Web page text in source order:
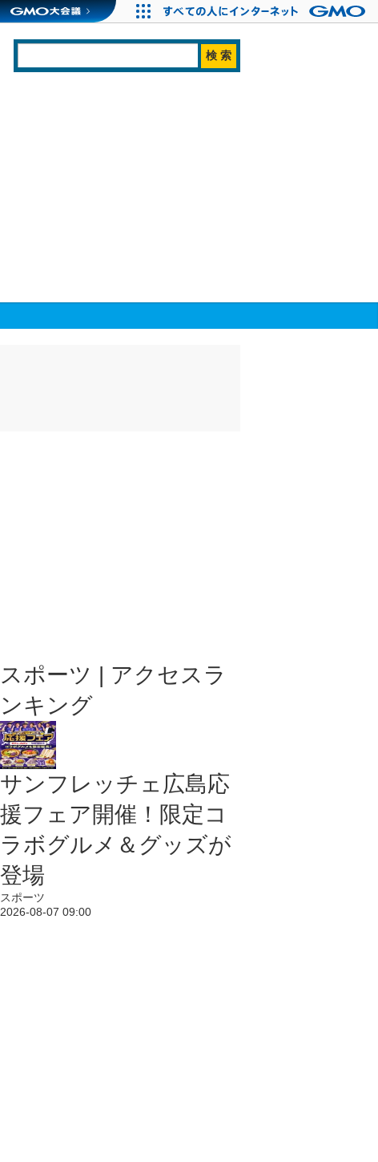
スポーツ | アクセスラ
ンキング
サンフレッチェ広島応
援フェア開催！限定コ
ラボグルメ＆グッズが
登場
スポーツ
2026-08-07 09:00